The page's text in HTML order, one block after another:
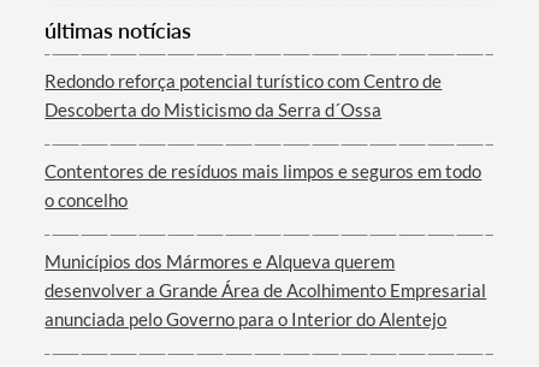
Termo de Pesquisa
últimas notícias
Redondo reforça potencial turístico com Centro de
Descoberta do Misticismo da Serra d´Ossa
Contentores de resíduos mais limpos e seguros em todo
o concelho
Municípios dos Mármores e Alqueva querem
desenvolver a Grande Área de Acolhimento Empresarial
anunciada pelo Governo para o Interior do Alentejo